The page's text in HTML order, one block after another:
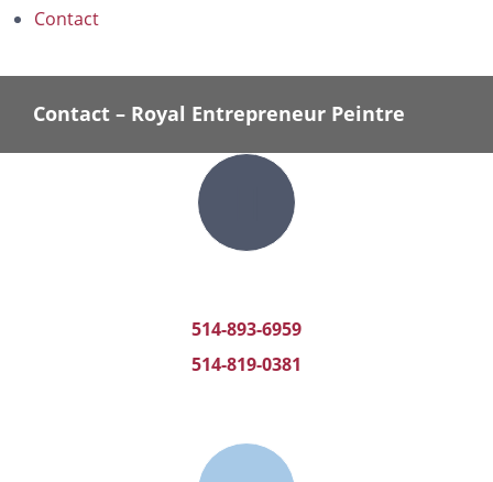
Contact
Contact – Royal Entrepreneur Peintre
514-893-6959
514-819-0381